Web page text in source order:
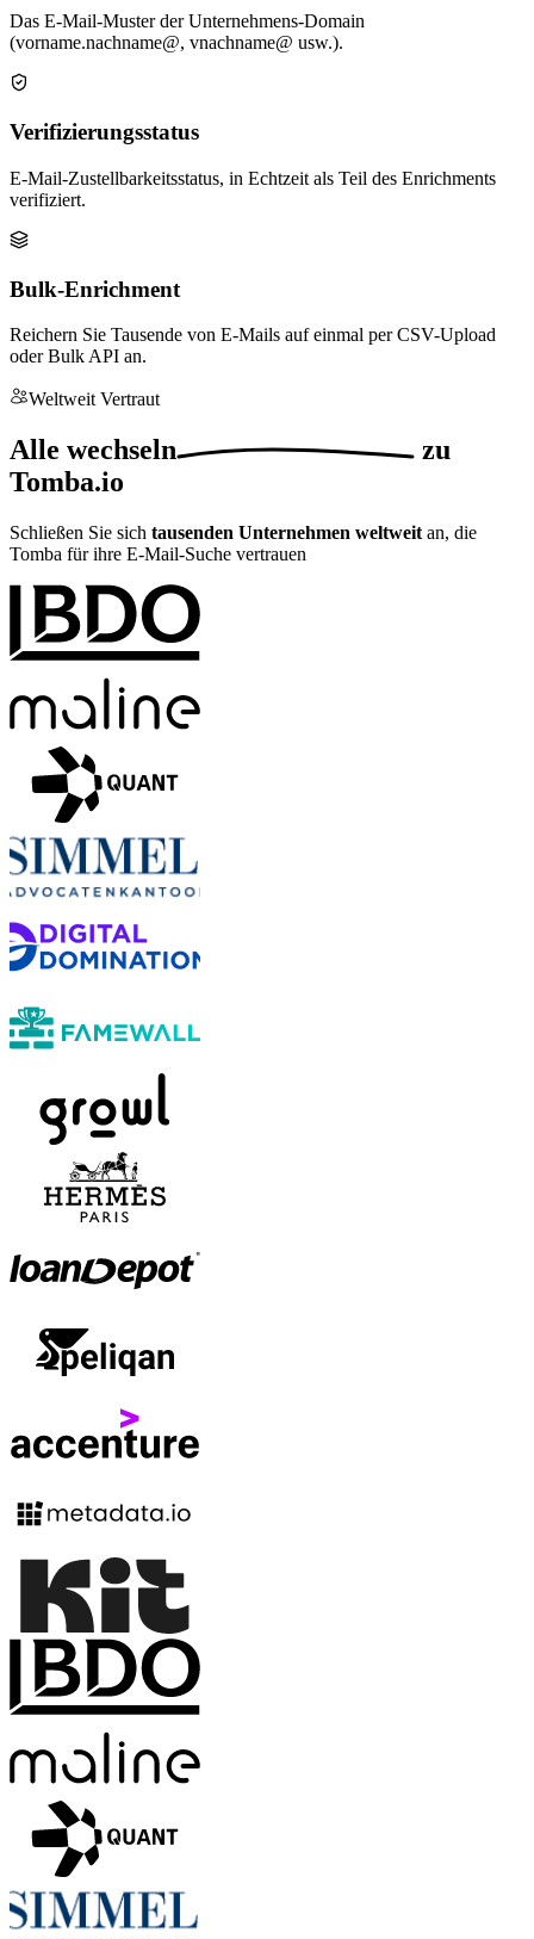
Das E-Mail-Muster der Unternehmens-Domain
(vorname.nachname@, vnachname@ usw.).
Verifizierungsstatus
E-Mail-Zustellbarkeitsstatus, in Echtzeit als Teil des Enrichments
verifiziert.
Bulk-Enrichment
Reichern Sie Tausende von E-Mails auf einmal per CSV-Upload
oder Bulk API an.
Weltweit Vertraut
Alle wechseln
zu
Tomba.io
Schließen Sie sich tausenden Unternehmen weltweit an, die
Tomba für ihre E-Mail-Suche vertrauen